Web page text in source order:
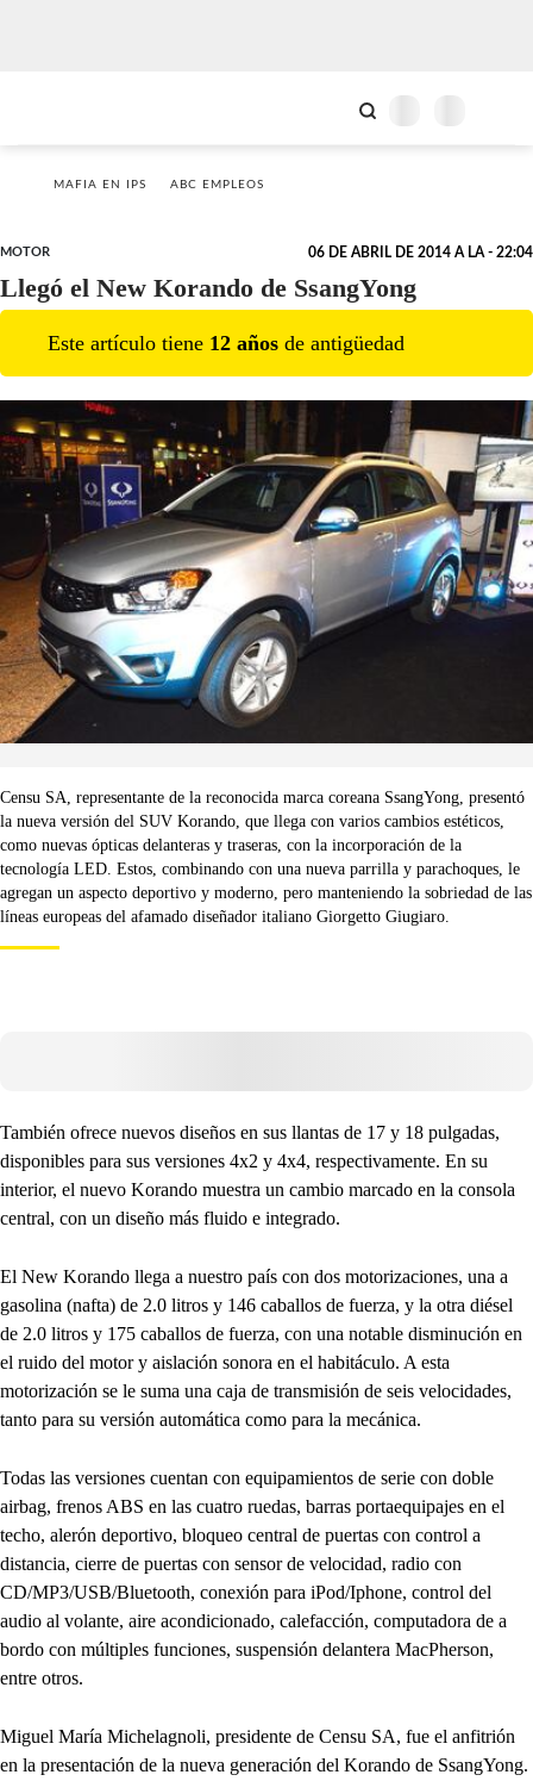
MAFIA EN IPS ABC EMPLEOS
MOTOR 06 DE ABRIL DE 2014 A LA - 22:04
Llegó el New Korando de SsangYong
Este artículo tiene 12 años de antigüedad
Censu SA, representante de la reconocida marca coreana SsangYong, presentó
la nueva versión del SUV Korando, que llega con varios cambios estéticos,
como nuevas ópticas delanteras y traseras, con la incorporación de la
tecnología LED. Estos, combinando con una nueva parrilla y parachoques, le
agregan un aspecto deportivo y moderno, pero manteniendo la sobriedad de las
líneas europeas del afamado diseñador italiano Giorgetto Giugiaro.
También ofrece nuevos diseños en sus llantas de 17 y 18 pulgadas,
disponibles para sus versiones 4x2 y 4x4, respectivamente. En su
interior, el nuevo Korando muestra un cambio marcado en la consola
central, con un diseño más fluido e integrado.
El New Korando llega a nuestro país con dos motorizaciones, una a
gasolina (nafta) de 2.0 litros y 146 caballos de fuerza, y la otra diésel
de 2.0 litros y 175 caballos de fuerza, con una notable disminución en
el ruido del motor y aislación sonora en el habitáculo. A esta
motorización se le suma una caja de transmisión de seis velocidades,
tanto para su versión automática como para la mecánica.
Todas las versiones cuentan con equipamientos de serie con doble
airbag, frenos ABS en las cuatro ruedas, barras portaequipajes en el
techo, alerón deportivo, bloqueo central de puertas con control a
distancia, cierre de puertas con sensor de velocidad, radio con
CD/MP3/USB/Bluetooth, conexión para iPod/Iphone, control del
audio al volante, aire acondicionado, calefacción, computadora de a
bordo con múltiples funciones, suspensión delantera MacPherson,
entre otros.
Miguel María Michelagnoli, presidente de Censu SA, fue el anfitrión
en la presentación de la nueva generación del Korando de SsangYong.